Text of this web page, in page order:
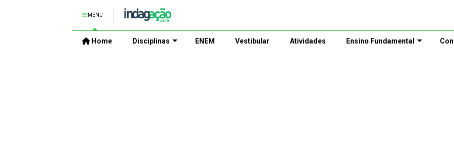
MENU
Home Disciplinas ENEM Vestibular Atividades Ensino Fundamental